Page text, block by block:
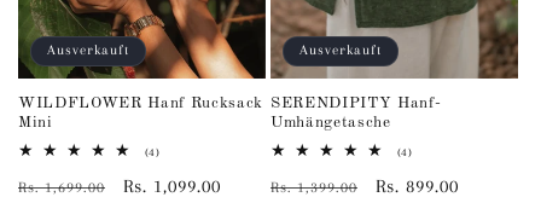
Ausverkauft
WILDFLOWER Hanf Rucksack
Mini
(4)4
insgesamt
Normaler
Rs. 1,699.00 Verkaufspreis
Rs. 1,099.00
Ausverkauft
SERENDIPITY Hanf-
Umhängetasche
(4)4
insgesamt
Normaler
Rs. 1,399.00 Verkaufspreis
Rs. 899.00